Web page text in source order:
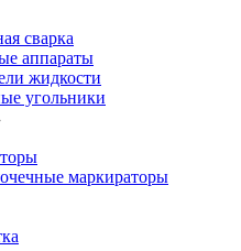
сварка
аппараты
жидкости
угольники
маркираторы